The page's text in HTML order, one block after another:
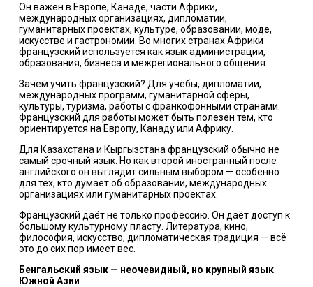
Он важен в Европе, Канаде, части Африки,
международных организациях, дипломатии,
гуманитарных проектах, культуре, образовании, моде,
искусстве и гастрономии. Во многих странах Африки
французский используется как язык администрации,
образования, бизнеса и межрегионального общения.
Зачем учить французский? Для учёбы, дипломатии,
международных программ, гуманитарной сферы,
культуры, туризма, работы с франкофонными странами.
Французский для работы может быть полезен тем, кто
ориентируется на Европу, Канаду или Африку.
Для Казахстана и Кыргызстана французский обычно не
самый срочный язык. Но как второй иностранный после
английского он выглядит сильным выбором — особенно
для тех, кто думает об образовании, международных
организациях или гуманитарных проектах.
Французский даёт не только профессию. Он даёт доступ к
большому культурному пласту. Литература, кино,
философия, искусство, дипломатическая традиция — всё
это до сих пор имеет вес.
Бенгальский язык — неочевидный, но крупный язык
Южной Азии